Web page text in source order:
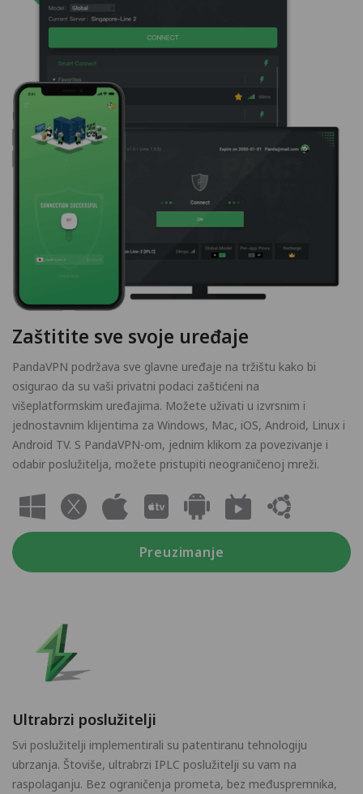
Zaštitite sve svoje uređaje
PandaVPN podržava sve glavne uređaje na tržištu kako bi
osigurao da su vaši privatni podaci zaštićeni na
višeplatformskim uređajima. Možete uživati u izvrsnim i
jednostavnim klijentima za Windows, Mac, iOS, Android, Linux i
Android TV. S PandaVPN-om, jednim klikom za povezivanje i
odabir poslužitelja, možete pristupiti neograničenoj mreži.
Preuzimanje
Ultrabrzi poslužitelji
Svi poslužitelji implementirali su patentiranu tehnologiju
ubrzanja. Štoviše, ultrabrzi IPLC poslužitelji su vam na
raspolaganju. Bez ograničenja prometa, bez međuspremnika,